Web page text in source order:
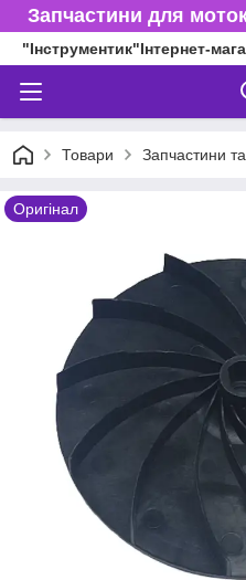
Запчастини для
"Інструментик"Інтернет-
Товари Запчастини
Оригінал